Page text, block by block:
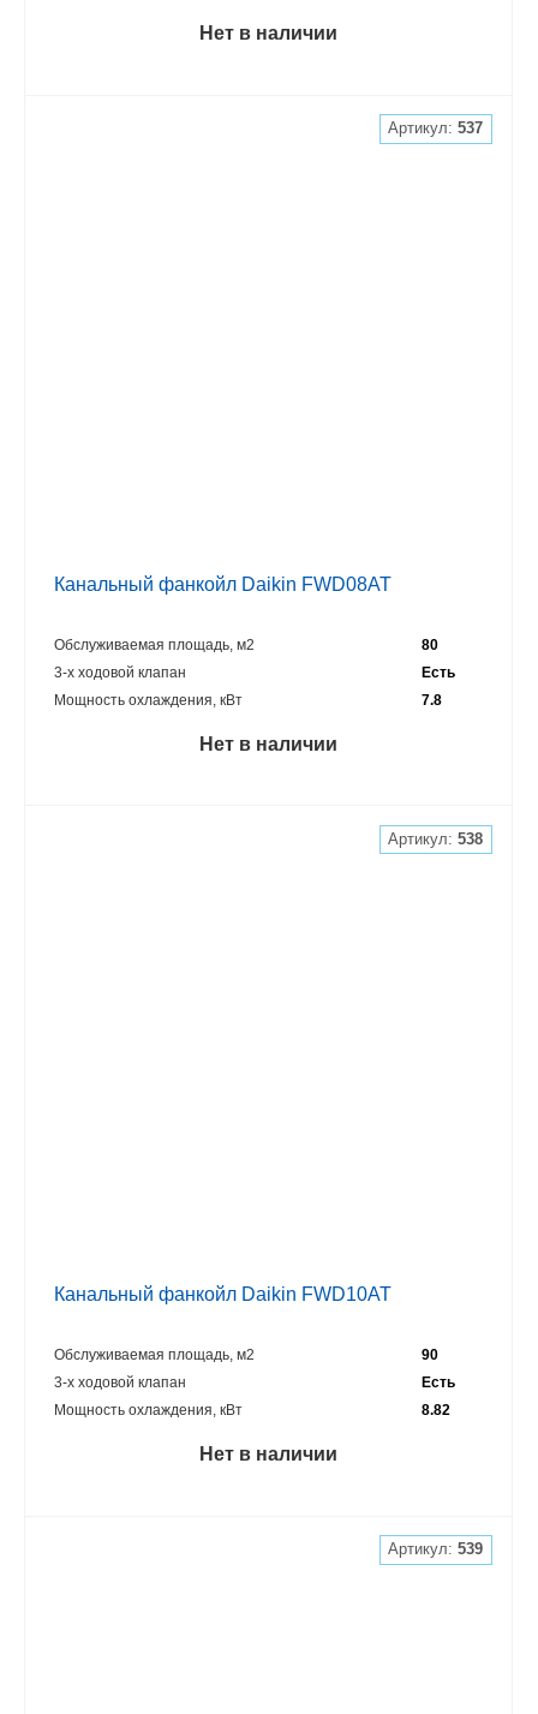
Нет в наличии
Артикул:537
Канальный фанкойл Daikin FWD08AT
Обслуживаемая площадь, м2
80
3-х ходовой клапан
Есть
Мощность охлаждения, кВт
7.8
Нет в наличии
Артикул:538
Канальный фанкойл Daikin FWD10AT
Обслуживаемая площадь, м2
90
3-х ходовой клапан
Есть
Мощность охлаждения, кВт
8.82
Нет в наличии
Артикул:539